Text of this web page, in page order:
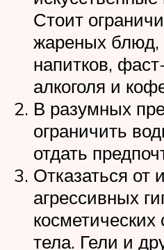
Стоит
жареных блюд,
напитков,
алкоголя и
В разумных
ограничить
отдать
Отказаться от
агрессивных
косметических
тела. Гели и